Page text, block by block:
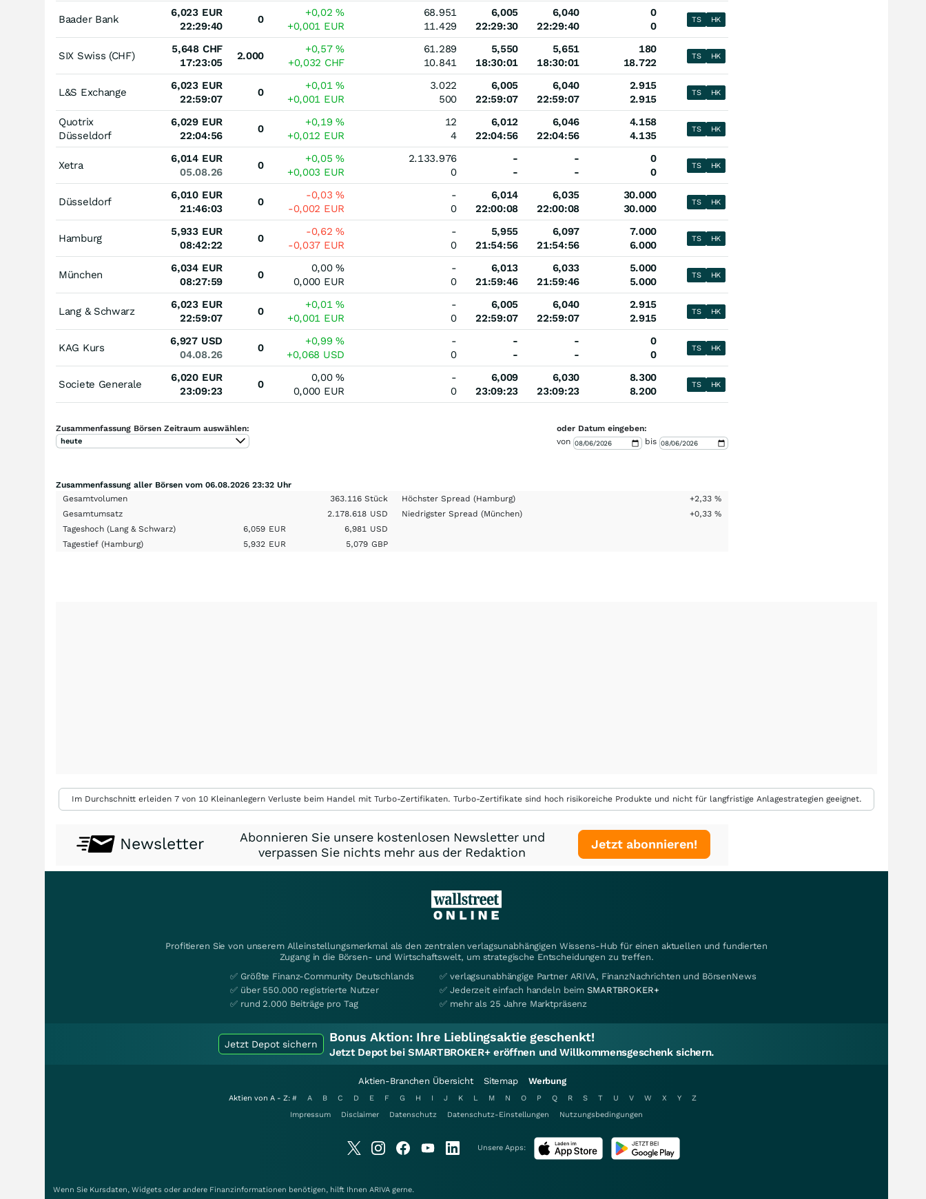
Baader Bank
6,023 EUR
22:29:40
0
+0,02%
+0,001 EUR
68.951
11.429
6,005
22:29:30
6,040
22:29:40
0
0
TS HK
SIX Swiss (CHF)
5,648 CHF
17:23:05
2.000
+0,57%
+0,032 CHF
61.289
10.841
5,550
18:30:01
5,651
18:30:01
180
18.722
TS HK
L&S Exchange
6,023 EUR
22:59:07
0
+0,01%
+0,001 EUR
3.022
500
6,005
22:59:07
6,040
22:59:07
2.915
2.915
TS HK
Quotrix
Düsseldorf
6,029 EUR
22:04:56
0
+0,19%
+0,012 EUR
12
4
6,012
22:04:56
6,046
22:04:56
4.158
4.135
TS HK
Xetra
6,014 EUR
05.08.26
0
+0,05%
+0,003 EUR
2.133.976
0
-
-
-
-
0
0
TS HK
Düsseldorf
6,010 EUR
21:46:03
0
-0,03%
-0,002 EUR
-
0
6,014
22:00:08
6,035
22:00:08
30.000
30.000
TS HK
Hamburg
5,933 EUR
08:42:22
0
-0,62%
-0,037 EUR
-
0
5,955
21:54:56
6,097
21:54:56
7.000
6.000
TS HK
München
6,034 EUR
08:27:59
0
0,00%
0,000 EUR
-
0
6,013
21:59:46
6,033
21:59:46
5.000
5.000
TS HK
Lang & Schwarz
6,023 EUR
22:59:07
0
+0,01%
+0,001 EUR
-
0
6,005
22:59:07
6,040
22:59:07
2.915
2.915
TS HK
KAG Kurs
6,927 USD
04.08.26
0
+0,99%
+0,068 USD
-
0
-
-
-
-
0
0
TS HK
Societe Generale
6,020 EUR
23:09:23
0
0,00%
0,000 EUR
-
0
6,009
23:09:23
6,030
23:09:23
8.300
8.200
TS HK
Zusammenfassung Börsen Zeitraum auswählen:
heute
oder Datum eingeben:
von
bis
Zusammenfassung aller Börsen vom 06.08.2026 23:32 Uhr
Gesamtvolumen
363.116 Stück Höchster Spread(Hamburg) +2,33 %
Gesamtumsatz
2.178.618 USD Niedrigster Spread(München) +0,33 %
Tageshoch (Lang & Schwarz) 6,059 EUR 6,981 USD
Tagestief (Hamburg) 5,932 EUR 5,079 GBP
Im Durchschnitt erleiden 7 von 10 Kleinanlegern Verluste beim Handel mit Turbo-Zertifikaten. Turbo-Zertifikate sind hoch risikoreiche Produkte und nicht für langfristige Anlagestrategien geeignet.
Newsletter
Abonnieren Sie unsere kostenlosen Newsletter und
verpassen Sie nichts mehr aus der Redaktion
Jetzt abonnieren!
Profitieren Sie von unserem Alleinstellungsmerkmal als den zentralen verlagsunabhängigen Wissens-Hub für einen aktuellen und fundierten
Zugang in die Börsen- und Wirtschaftswelt, um strategische Entscheidungen zu treffen.
✅ Größte Finanz-Community Deutschlands
✅ über 550.000 registrierte Nutzer
✅ rund 2.000 Beiträge pro Tag
✅ verlagsunabhängige Partner ARIVA, FinanzNachrichten und BörsenNews
✅ Jederzeit einfach handeln beimSMARTBROKER+
✅ mehr als 25 Jahre Marktpräsenz
Jetzt Depot sichern Bonus Aktion: Ihre Lieblingsaktie geschenkt!
Jetzt Depot bei SMARTBROKER+ eröffnen und Willkommensgeschenk sichern.
Aktien-Branchen Übersicht Sitemap Werbung
Aktien von A - Z: # A B C D E F G H I J K L M N O P Q R S T U V W X Y
Z
Impressum
Disclaimer Datenschutz Datenschutz-Einstellungen Nutzungsbedingungen
Unsere Apps:
Wenn Sie Kursdaten, Widgets oder andere Finanzinformationen benötigen, hilft Ihnen ARIVA gerne.